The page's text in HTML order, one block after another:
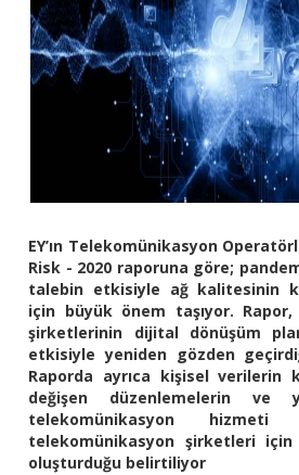
EY’ın Telekomünikasyon
Risk - 2020 raporuna göre;
talebin etkisiyle ağ kalitesinin
için büyük önem taşıyor.
şirketlerinin dijital dönüşüm
etkisiyle yeniden gözden
Raporda ayrıca kişisel verilerin
değişen düzenlemelerin ve
telekomünikasyon hizmeti
telekomünikasyon şirketleri
oluşturduğu belirtiliyor